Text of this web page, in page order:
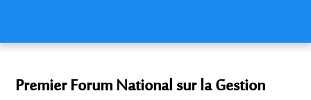
Premier Forum National sur la Gestion